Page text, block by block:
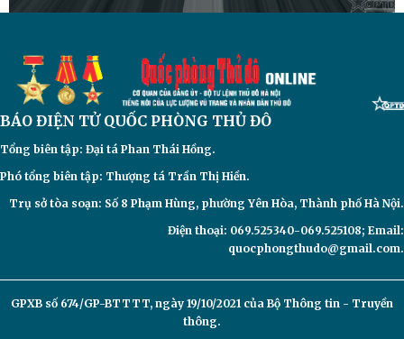
BÁO ĐIỆN TỬQUỐC PHÒNG THỦ ĐÔ
Tổng biên tập: Đại tá Phan Thái Hồng.
Phó tổng biên tập: Thượng tá Trần Thị Hiền.
Trụ sở tòa soạn: Số 8 Phạm Hùng, phường Yên Hòa, Thành phố Hà Nội.
Điện thoại: 069.525340-069.525108; Email:
quocphongthudo@gmail.com.
GPXB số 674/GP-BTTTT, ngày 19/10/2021 của Bộ Thông tin - Truyền
thông.